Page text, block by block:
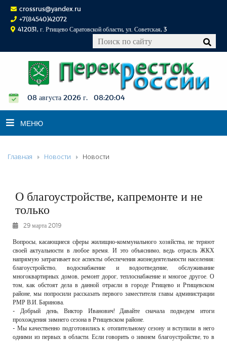
crossrus@yandex.ru
+7(84540)42072
412031, г. Ртищево Саратовской области, ул. Советская, 3
08 августа 2026 г. 08:20:05
МЕНЮ
НОВОСТИ
К СВЕДЕНИЮ
КОНКУРСЫ
ФОТОРЕПОРТАЖИ
РЕКЛАМОДАТЕЛЯМ
ОБЪЯВЛЕНИЯ
КОНТАКТЫ
Главная Новости Новости
О благоустройстве, капремонте и не
только
29 марта 2019
Вопросы, касающиеся сферы жилищно-коммунального хозяйства, не теряют
своей актуальности в любое время. И это объяснимо, ведь отрасль ЖКХ
напрямую затрагивает все аспекты обеспечения жизнедеятельности населения:
благоустройство, водоснабжение и водоотведение, обслуживание
многоквартирных домов, ремонт дорог, теплоснабжение и многое другое. О
том, как обстоят дела в данной отрасли в городе Ртищево и Ртищевском
районе, мы попросили рассказать первого заместителя главы администрации
РМР В.И. Баринова.
- Добрый день, Виктор Иванович! Давайте сначала подведем итоги
прохождения зимнего сезона в Ртищевском районе.
- Мы качественно подготовились к отопительному сезону и вступили в него
одними из первых в области. Если говорить о зимнем благоустройстве, то в